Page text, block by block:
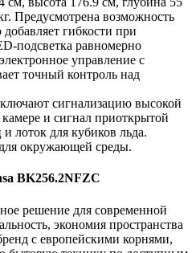
Предусмотрена возможность
гибкости при
подсветка равномерно
управление с
точный контроль над
сигнализацию высокой
и сигнал приоткрытой
лоток для кубиков льда.
окружающей среды.
BK256.2NFZC
решение для современной
экономия пространства
с европейскими корнями,